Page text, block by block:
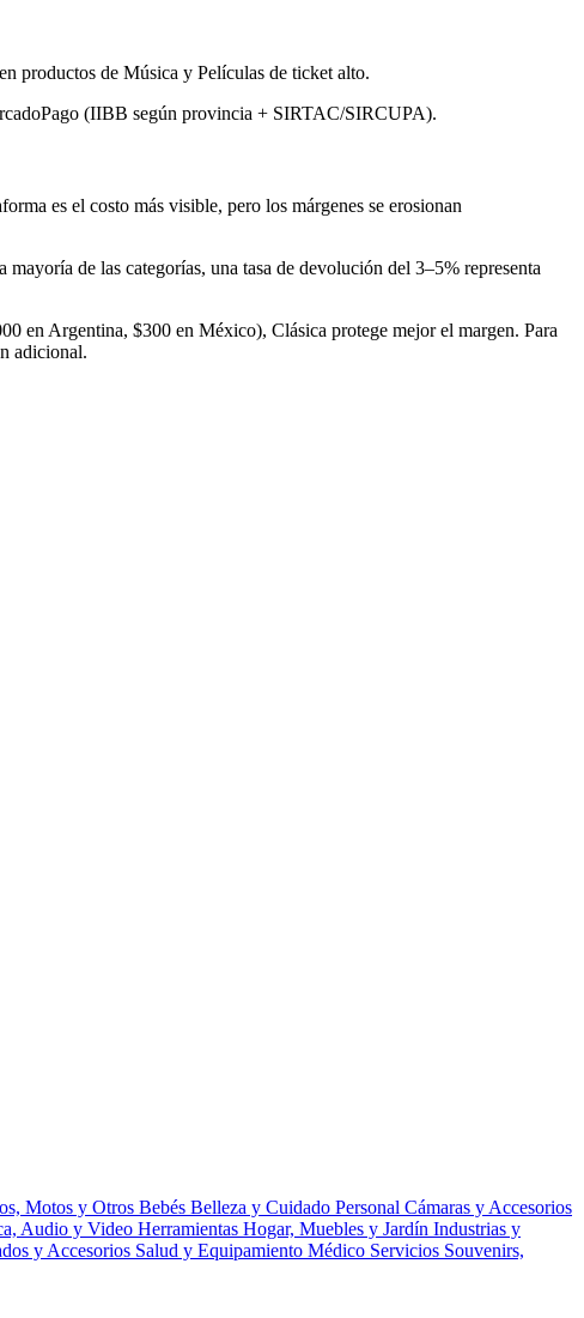
productos de Música y Películas de ticket alto.
(IIBB según provincia + SIRTAC/SIRCUPA).
es el costo más visible, pero los márgenes se erosionan
de las categorías, una tasa de devolución del 3–5% representa
en Argentina, $300 en México), Clásica protege mejor el margen. Para
adicional.
Motos y Otros Bebés Belleza y Cuidado Personal Cámaras y Accesorios
Audio y Video Herramientas Hogar, Muebles y Jardín Industrias y
y Accesorios Salud y Equipamiento Médico Servicios Souvenirs,